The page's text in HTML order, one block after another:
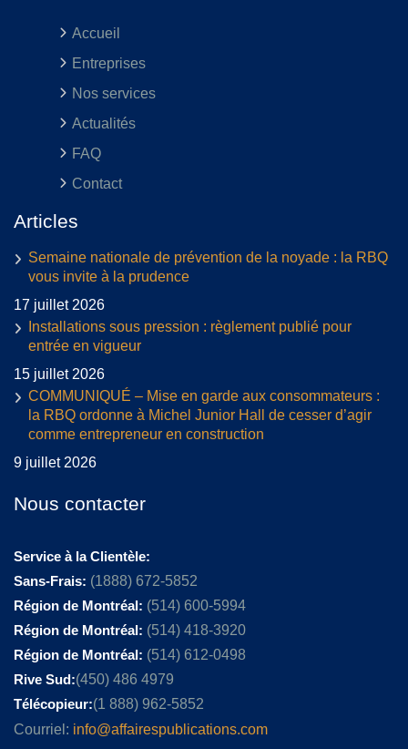
Accueil
Entreprises
Nos services
Actualités
FAQ
Contact
Articles
Semaine nationale de prévention de la noyade : la RBQ
vous invite à la prudence
17 juillet 2026
Installations sous pression : règlement publié pour
entrée en vigueur
15 juillet 2026
COMMUNIQUÉ – Mise en garde aux consommateurs :
la RBQ ordonne à Michel Junior Hall de cesser d’agir
comme entrepreneur en construction
9 juillet 2026
Nous contacter
Service à la Clientèle:
Sans-Frais: (1888) 672-5852
Région de Montréal: (514) 600-5994
Région de Montréal: (514) 418-3920
Région de Montréal: (514) 612-0498
Rive Sud:(450) 486 4979
Télécopieur:(1 888) 962-5852
Courriel: info@affairespublications.com